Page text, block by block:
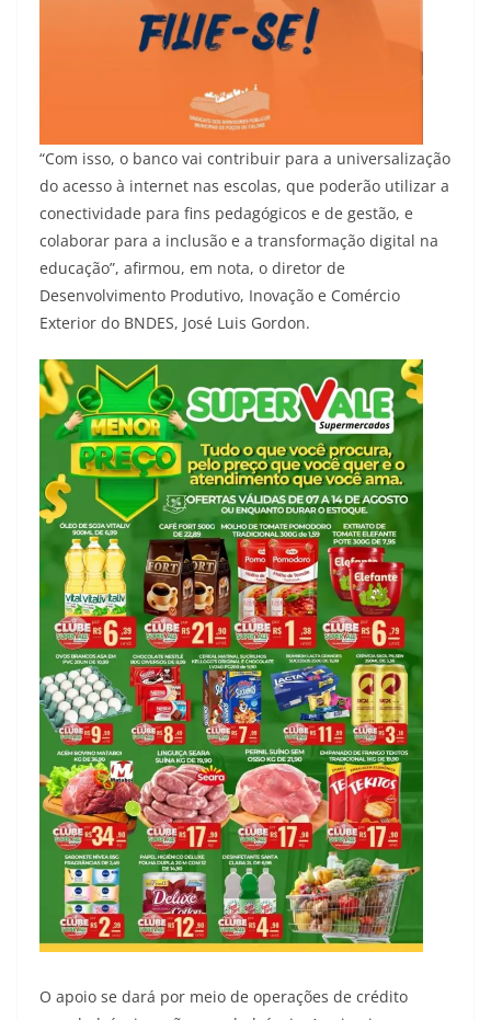
“Com isso, o banco vai contribuir para a universalização
do acesso à internet nas escolas, que poderão utilizar a
conectividade para fins pedagógicos e de gestão, e
colaborar para a inclusão e a transformação digital na
educação”, afirmou, em nota, o diretor de
Desenvolvimento Produtivo, Inovação e Comércio
Exterior do BNDES, José Luis Gordon.
O apoio se dará por meio de operações de crédito